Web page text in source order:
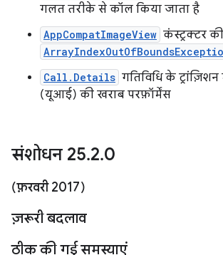
गलत तरीके से कॉल किया जाता है
AppCompatImageView कंस्ट्रक्टर
Call.Details गतिविधि के
(यूआई) की खराब परफ़ॉर्मेंस
संशोधन 25.2.0
(फ़रवरी 2017)
ज़रूरी बदलाव
ठीक की गई समस्याएं